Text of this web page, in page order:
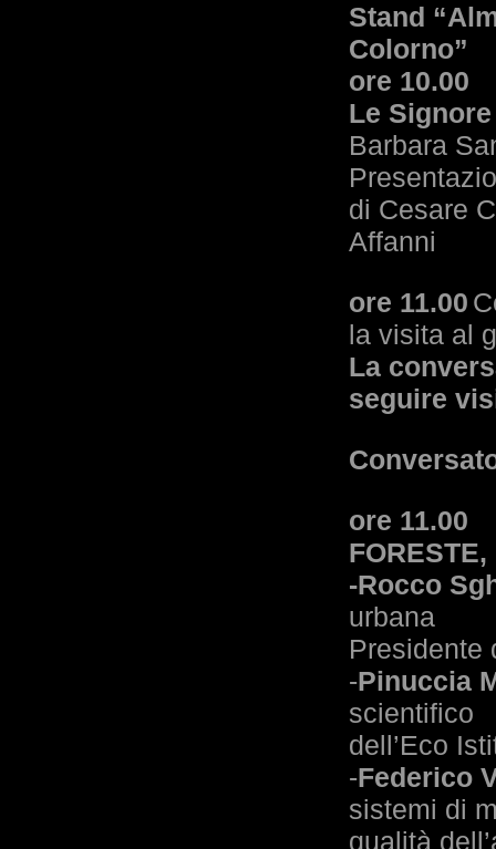
Stand
Colorno”
ore 10.00
Le
Barbara
di Cesare
Affanni
ore 11.00
la visita al
La
seguire
ore 11.00
FORESTE,
-Rocco
urbana
Presidente
-Pinuccia
scientifico
dell’Eco
-Federico
sistemi di
qualità